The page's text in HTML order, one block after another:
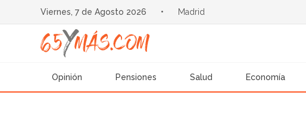
Viernes, 7 de Agosto 2026 • Madrid
Opinión Pensiones Salud Economía